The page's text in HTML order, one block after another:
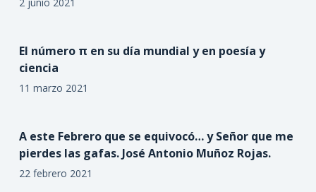
El número π en su día mundial y en poesía y
ciencia
11 marzo 2021
A este Febrero que se equivocó… y Señor que me
pierdes las gafas. José Antonio Muñoz Rojas.
22 febrero 2021